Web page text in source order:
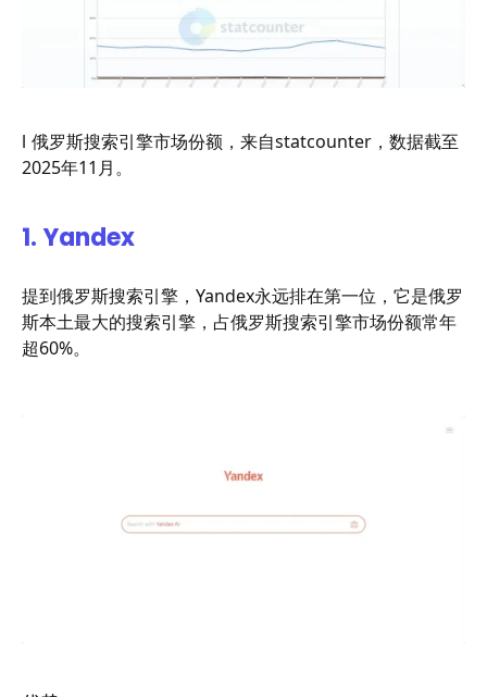
l 俄罗斯搜索引擎市场份额，来自statcounter，数据截至
2025年11月。
1. Yandex
提到俄罗斯搜索引擎，Yandex永远排在第一位，它是俄罗
斯本土最大的搜索引擎，占俄罗斯搜索引擎市场份额常年
超60%。